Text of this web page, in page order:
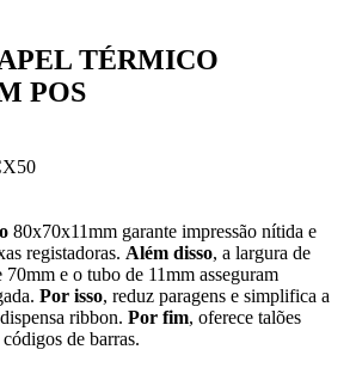
TÉRMICO
POS
80x70x11mm garante impressão nítida e
registadoras. Além disso, a largura de
e o tubo de 11mm asseguram
Por isso, reduz paragens e simplifica a
ribbon. Por fim, oferece talões
de barras.